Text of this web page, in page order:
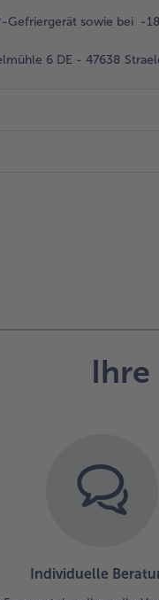
Gefriergerät sowie bei -
6 DE - 47638
Individuelle